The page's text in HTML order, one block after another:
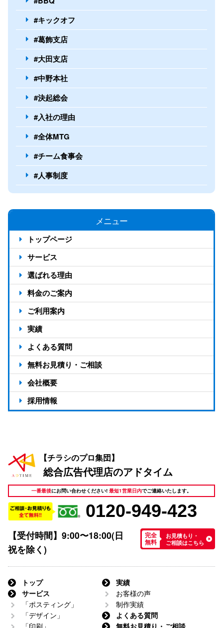
#キックオフ
#葛飾支店
#大田支店
#中野本社
#決起総会
#入社の理由
#全体MTG
#チーム食事会
#人事制度
メニュー
トップページ
サービス
選ばれる理由
反響が出る4つの仕組み
アドタイムの強み13選
選ばれる7つの理由
料金のご案内
料金のご案内
料金シミュレーション
ご利用案内
ご利用の流れ
対応エリア
実績
お客様の声
制作実績
よくある質問
無料お見積り・ご相談
会社概要
会社概要
アドタイムの活ログ
採用情報
【チラシのプロ集団】
総合広告代理店のアドタイム
一番最後にお問い合わせください! 最短1営業日内でご連絡いたします。
0120-949-423
【受付時間】9:00〜18:00(日
祝を除く)
完全
無料
お見積もり・
ご相談はこちら
トップ
サービス
「ポスティング」
「デザイン」
実績
お客様の声
制作実績
よくある質問